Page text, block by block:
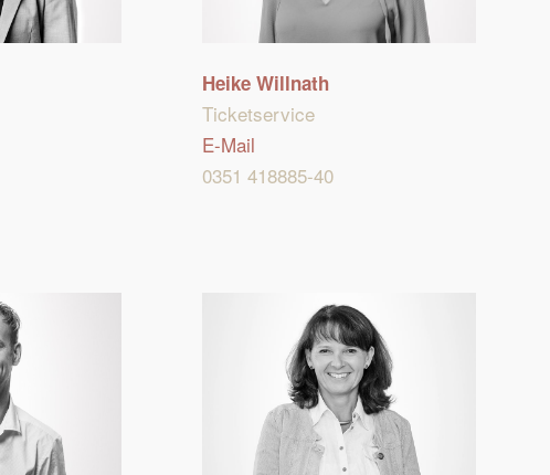
Heike Willnath
Ticketservice
E-Mail
0351 418885-40